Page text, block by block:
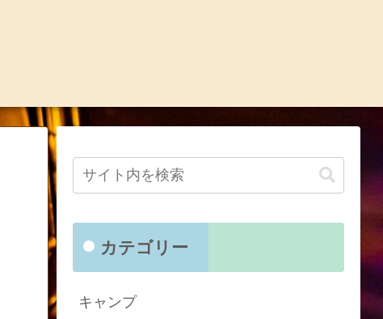
カテゴリー
キャンプ